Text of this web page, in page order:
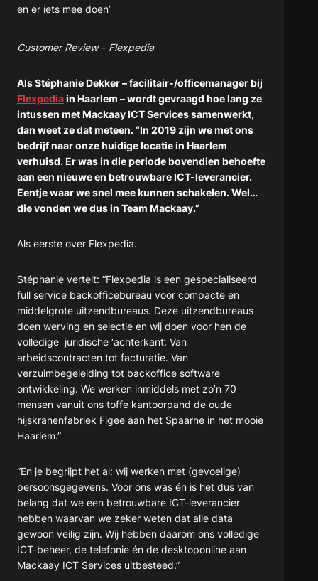
en er iets mee doen’
Customer Review – Flexpedia
Als Stéphanie Dekker – facilitair-/officemanager bij
Flexpediain Haarlem – wordt gevraagd hoe lang ze
intussen met Mackaay ICT Services samenwerkt,
dan weet ze dat meteen. “In 2019 zijn we met ons
bedrijf naar onze huidige locatie in Haarlem
verhuisd. Er was in die periode bovendien behoefte
aan een nieuwe en betrouwbare ICT-leverancier.
Eentje waar we snel mee kunnen schakelen. Wel…
die vonden we dus in Team Mackaay.”
Als eerste over Flexpedia.
Stéphanie vertelt: “Flexpedia is een gespecialiseerd
full service backofficebureau voor compacte en
middelgrote uitzendbureaus. Deze uitzendbureaus
doen werving en selectie en wij doen voor hen de
volledige juridische ‘achterkant’. Van
arbeidscontracten tot facturatie. Van
verzuimbegeleiding tot backoffice software
ontwikkeling. We werken inmiddels met zo’n 70
mensen vanuit ons toffe kantoorpand de oude
hijskranenfabriek Figee aan het Spaarne in het mooie
Haarlem.”
“En je begrijpt het al: wij werken met (gevoelige)
persoonsgegevens. Voor ons was én is het dus van
belang dat we een betrouwbare ICT-leverancier
hebben waarvan we zeker weten dat alle data
gewoon veilig zijn. Wij hebben daarom ons volledige
ICT-beheer, de telefonie én de desktoponline aan
Mackaay ICT Services uitbesteed.”